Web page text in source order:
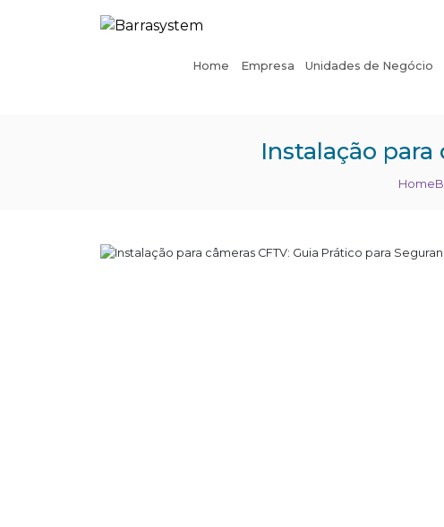
Home Empresa Unidades de Negócio
Instalação para
Home